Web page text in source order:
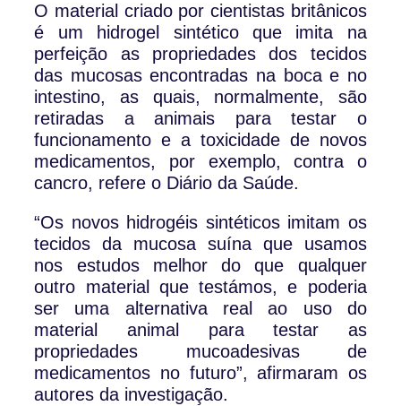
O material criado por cientistas britânicos
é um hidrogel sintético que imita na
perfeição as propriedades dos tecidos
das mucosas encontradas na boca e no
intestino, as quais, normalmente, são
retiradas a animais para testar o
funcionamento e a toxicidade de novos
medicamentos, por exemplo, contra o
cancro, refere o Diário da Saúde.
“Os novos hidrogéis sintéticos imitam os
tecidos da mucosa suína que usamos
nos estudos melhor do que qualquer
outro material que testámos, e poderia
ser uma alternativa real ao uso do
material animal para testar as
propriedades mucoadesivas de
medicamentos no futuro”, afirmaram os
autores da investigação.